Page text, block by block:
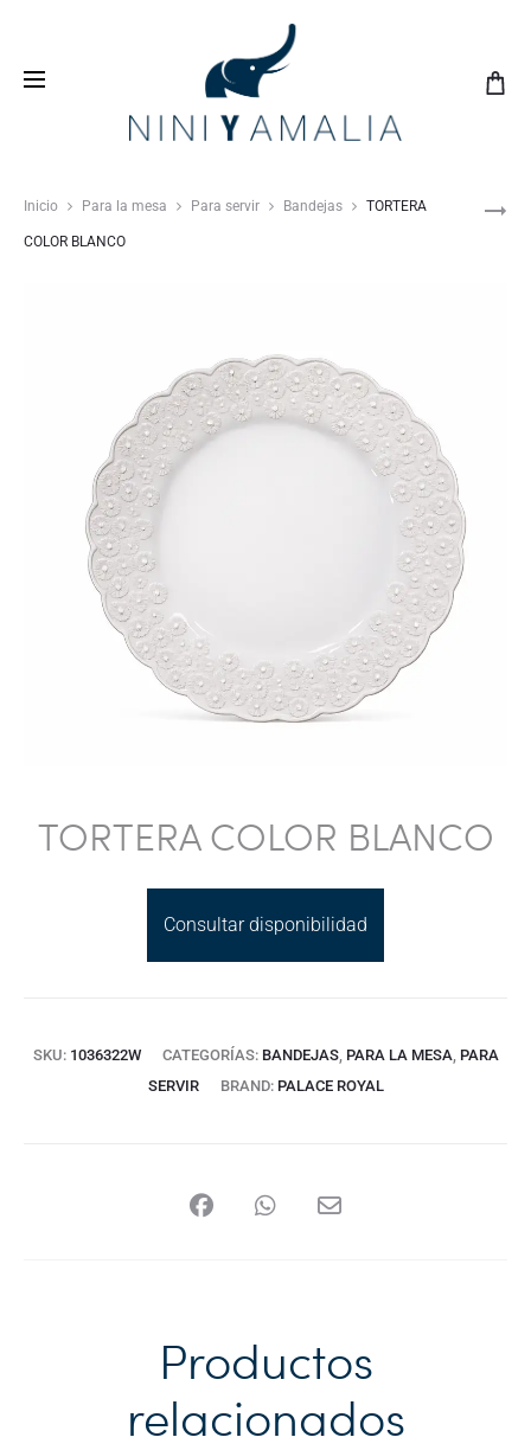
con nosotros y vive una
experiencia inolvidable
Inicio Para la mesa Para servir Bandejas TORTERA
COLOR BLANCO
TORTERA COLOR BLANCO
Consultar disponibilidad
SKU: 1036322W CATEGORÍAS: BANDEJAS, PARA LA MESA, PARA
SERVIR
BRAND: PALACE ROYAL
Productos
relacionados